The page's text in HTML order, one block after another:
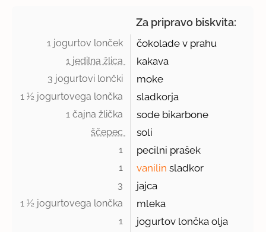
Za pripravo biskvita:
1 jogurtov lonček čokolade v prahu
1 jedilna žlica kakava
3 jogurtovi lončki moke
1 ½ jogurtovega lončka sladkorja
1 čajna žlička sode bikarbone
ščepec soli
1 pecilni prašek
1 vanilin sladkor
3 jajca
1 ½ jogurtovega lončka mleka
1 jogurtov lončka olja